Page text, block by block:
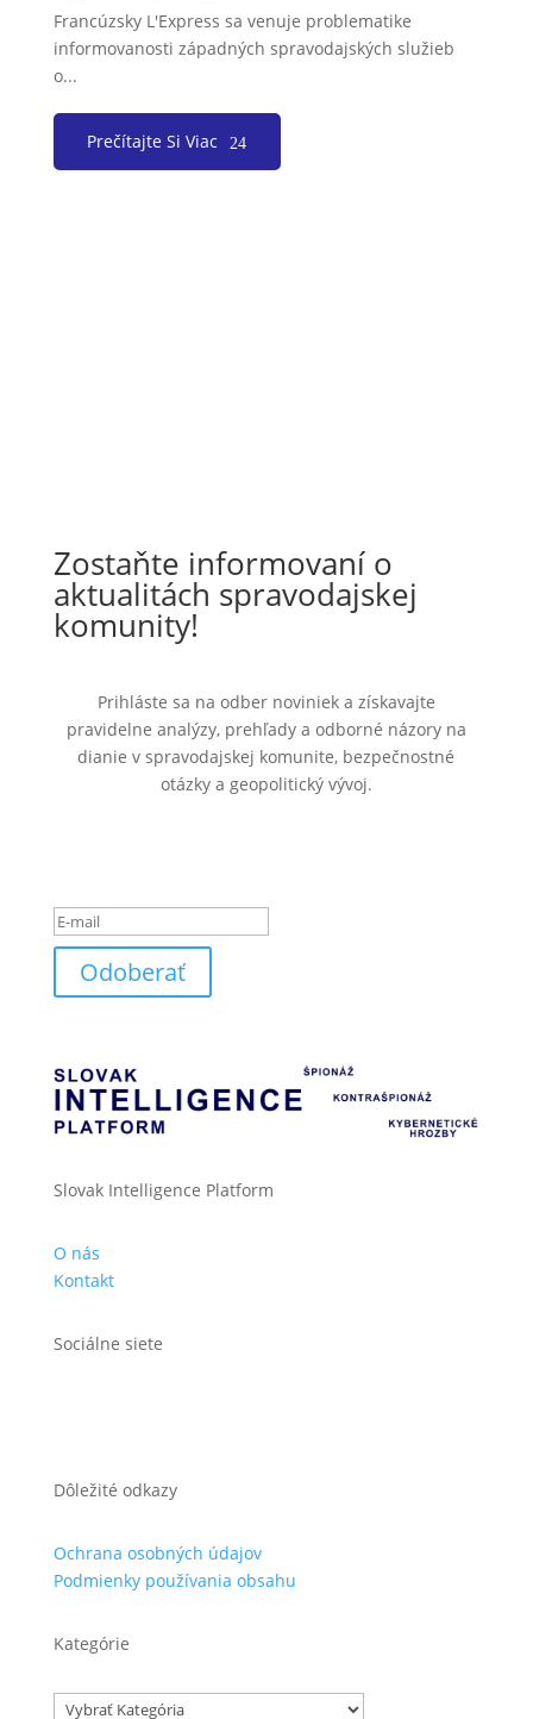
Francúzsky L'Express sa venuje problematike
informovanosti západných spravodajských služieb
o...
Prečítajte Si Viac
Zostaňte informovaní o
aktualitách spravodajskej
komunity!
Prihláste sa na odber noviniek a získavajte
pravidelne analýzy, prehľady a odborné názory na
dianie v spravodajskej komunite, bezpečnostné
otázky a geopolitický vývoj.
Odoberať
Slovak Intelligence Platform
O nás
Kontakt
Sociálne siete
Dôležité odkazy
Ochrana osobných údajov
Podmienky používania obsahu
Kategórie
Kategórie